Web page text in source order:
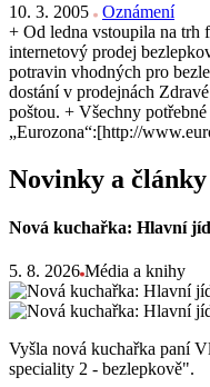
10. 3. 2005
Oznámení
+ Od ledna vstoupila na trh
internetový prodej
potravin vhodných pro
dostání v prodejnách
poštou. + Všechny
„Eurozona“:[http://
Novinky a články
Nová kuchařka: Hlavní
5. 8. 2026 Média a knihy
Vyšla nová kuchařka paní
speciality 2 - bezlepkově".